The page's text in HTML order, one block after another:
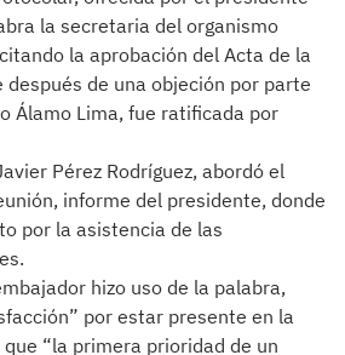
la secretaria del organismo
la aprobación del Acta de la
de una objeción por parte
Álamo Lima, fue ratificada por
Pérez Rodríguez, abordó el
informe del presidente, donde
por la asistencia de las
hizo uso de la palabra,
por estar presente en la
“la primera prioridad de un